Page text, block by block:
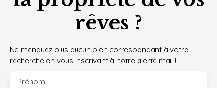
rêves ?
Ne manquez plus aucun bien correspondant à votre
recherche en vous inscrivant à notre alerte mail !
Prénom